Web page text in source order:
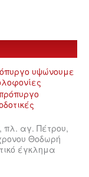
υψώνουμε
πλ. αγ. Πέτρου,
Θοδωρή
έγκλημα